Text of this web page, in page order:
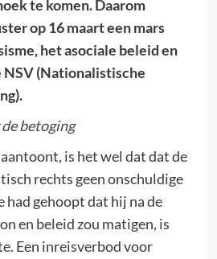
te komen. Daarom
op 16 maart een mars
het asociale beleid en
(Nationalistische
betoging
is het wel dat dat de
rechts geen onschuldige
gehoopt dat hij na de
en beleid zou matigen, is
Een inreisverbod voor